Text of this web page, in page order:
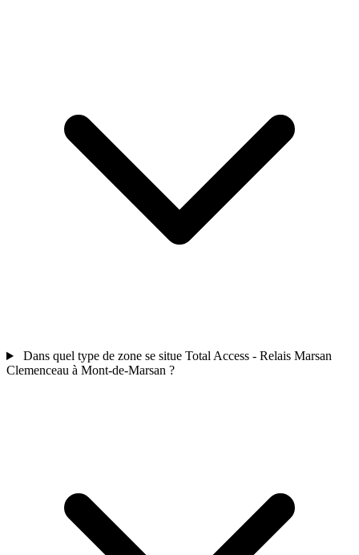
Dans quel type de zone se situe Total Access - Relais Marsan
Clemenceau à Mont-de-Marsan ?